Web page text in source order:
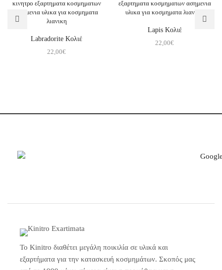
Labradorite Κολιέ
22,00€
Lapis Κολιέ
22,00€
Το Kinitro διαθέτει μεγάλη ποικιλία σε υλικά και
εξαρτήματα για την κατασκευή κοσμημάτων. Σκοπός μας